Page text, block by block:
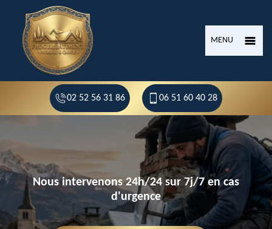
MENU
02 52 56 31 86 06 51 60 40 28
Nous intervenons 24h/24 sur 7j/7 en cas
d'urgence